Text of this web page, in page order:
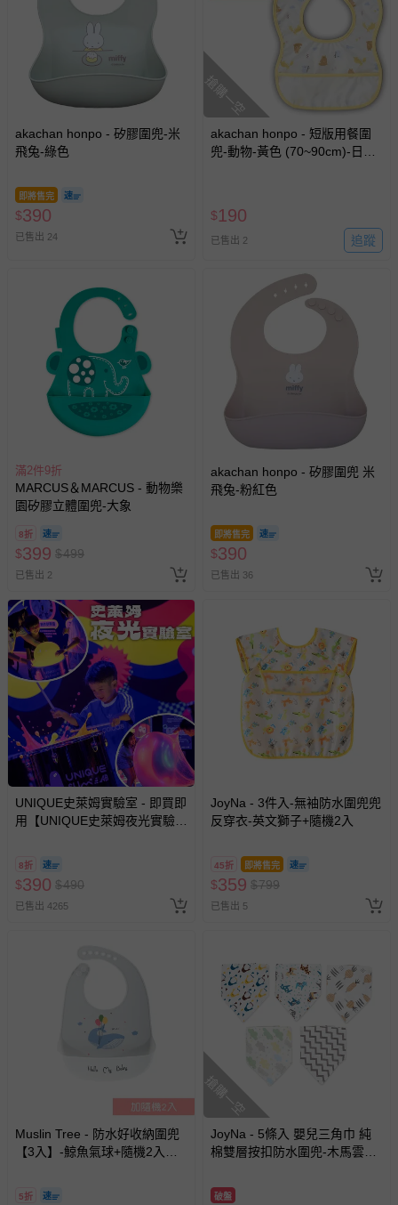
回。
部分商品依據消費者保護法的規定，不適用七天鑑賞期/猶
豫期範圍：
易於腐敗、保存期限較短或解約時即將逾期（例如生鮮
商品、食品等）。
客製化商品（例如客製生日書、姓名貼等）。
新費用）。
經消費者拆封之影音商品或電腦軟體（例如 DVD、CD
非以有形媒介提供之數位內容或一經提供即為完成之線
上服務，經消費者事先同意始提供（例如線上課程、遊
戲或活動點數等）。
已拆封之以下類型商品：
-個人衛生用品（例如尿布、貼身衣物、泳裝、襪子、地
墊、寢具類等）。
-新生兒親膚衣物（嬰幼兒包巾與背巾、包屁衣、學習
褲、紗布衣等）。
-接觸性孕哺產品（奶嘴、奶瓶、擠乳器、哺乳衣、托腹
-其他原廠盒裝商品封口處已貼上「不可拆封」，或具警
示字句等說明貼紙、封條者。
相關的退換貨辦理流程，可詳見：
其他常見問題：
運送服務：目前提供的運送僅限台灣本島。如您位於離島地
區，可能會無法配送，或須依據商品需加收離島運費。廠商
亦保留出貨與否的權利。離島、偏遠地區、樓層親送等加價
費用，可能會另需加收。
商品實際的配達日期，可於訂單個人資料內的查詢訂單內，
已出貨通知之訊息為主。
如您收到商品，請依正常流程檢查是否完好，若商品遇瑕疵
情形，您可申請更換新品或退貨，請見： 退貨的辦理流程。
若您對於會員帳號、商品訂購與資訊、購物流程、付款方
問，你可詳見：
媽咪愛客服中心。
預購商品：預購為海外同步代購，遇缺貨即會通知媽咪並協
助取消退款事宜。
akachan honpo - 矽膠圍兜-米
飛兔-綠色
即將售完
$390
已售出 24
搶購一空
akachan honpo - 短版用餐圍
兜-動物-黃色 (70~90cm)-日本
$190
已售出 2 追蹤
滿2件9折
MARCUS＆MARCUS - 動物樂
園矽膠立體圍兜-大象
8折
$399 $499
已售出 2
akachan honpo - 矽膠圍兜 米
飛兔-粉紅色
即將售完
$390
已售出 36
UNIQUE史萊姆實驗室 - 即買即
用【UNIQUE史萊姆夜光實驗室
訂單編號兌換，逾期作廢) (大
人小孩均一價(3歲以上需購票))
8折
$390 $490
已售出 4265
JoyNa - 3件入-無袖防水圍兜兜
反穿衣-英文獅子+隨機2入
45折 即將售完
$359 $799
已售出 5
Muslin Tree - 防水好收納圍兜
【3入】-鯨魚氣球+隨機2入
5折
搶購一空
JoyNa - 5條入 嬰兒三角巾 純
棉雙層按扣防水圍兜-木馬雲朵
破盤